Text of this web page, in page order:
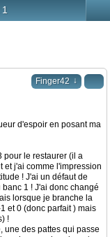
Finger42 ↓
d'espoir en posant ma
pour le restaurer (il a
et j'ai comme l'impression
! J'ai un défaut de
1 ! J'ai donc changé
lorsque je branche la
et 0 (donc parfait ) mais
!
une des pattes qui passe